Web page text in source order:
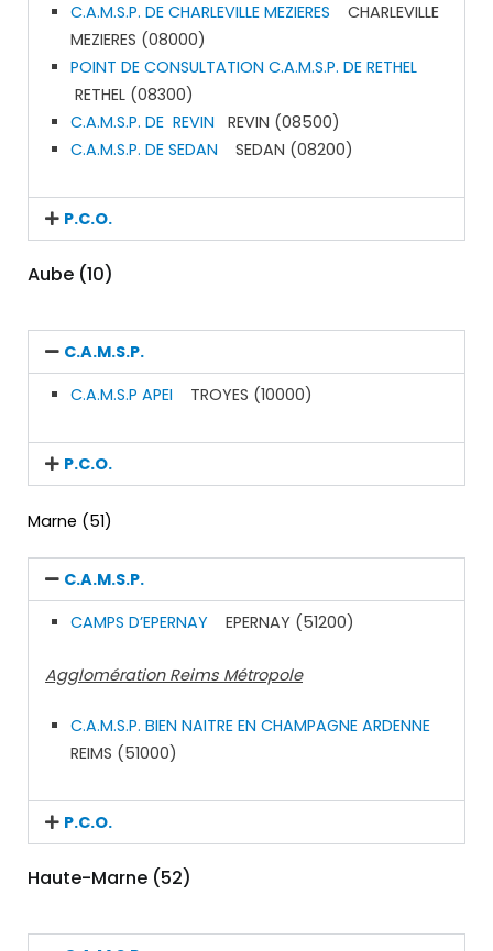
C.A.M.S.P. DE CHARLEVILLE MEZIERES CHARLEVILLE
MEZIERES (08000)
POINT DE CONSULTATION C.A.M.S.P. DE RETHEL
RETHEL (08300)
C.A.M.S.P. DE REVIN
REVIN (08500)
C.A.M.S.P. DE SEDAN SEDAN (08200)
P.C.O.
Aube (10)
C.A.M.S.P.
C.A.M.S.P APEI TROYES (10000)
P.C.O.
Marne (51)
C.A.M.S.P.
CAMPS D’EPERNAY EPERNAY (51200)
Agglomération Reims Métropole
C.A.M.S.P. BIEN NAITRE EN CHAMPAGNE ARDENNE
REIMS (51000)
P.C.O.
Haute-Marne (52)